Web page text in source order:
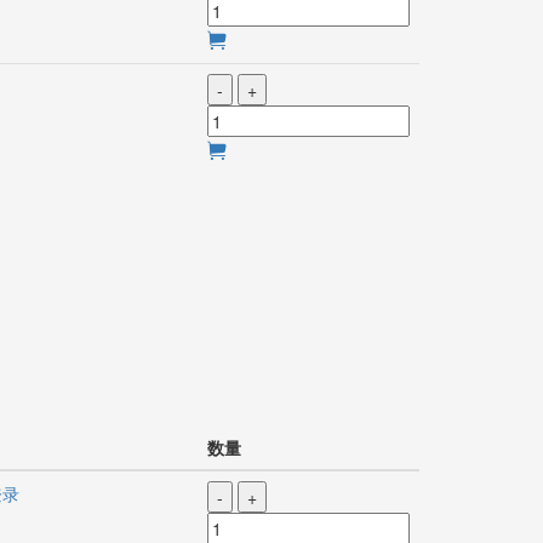
- +
数量
- +